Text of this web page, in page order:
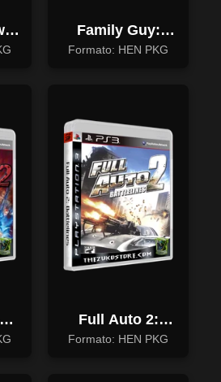
Family Guy:
Back To
Formato: HEN PKG
Full Auto 2:
Battlelines
Formato: HEN PKG